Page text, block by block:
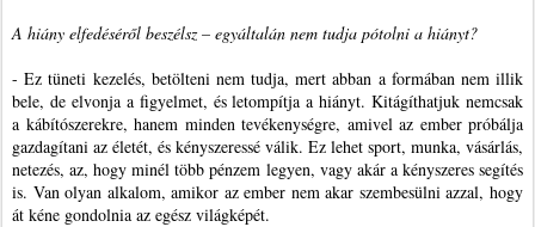
A hiány elfedéséről beszélsz – egyáltalán nem tudja pótolni a hiányt?
- Ez tüneti kezelés, betölteni nem tudja, mert abban a formában nem illik
bele, de elvonja a figyelmet, és letompítja a hiányt. Kitágíthatjuk nemcsak
a kábítószerekre, hanem minden tevékenységre, amivel az ember próbálja
gazdagítani az életét, és kényszeressé válik. Ez lehet sport, munka, vásárlás,
netezés, az, hogy minél több pénzem legyen, vagy akár a kényszeres segítés
is. Van olyan alkalom, amikor az ember nem akar szembesülni azzal, hogy
át kéne gondolnia az egész világképét.